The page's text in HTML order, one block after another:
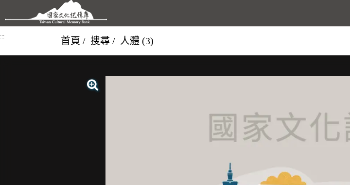
跳到主要內容區塊
::: 首頁 搜尋 人體 (3)